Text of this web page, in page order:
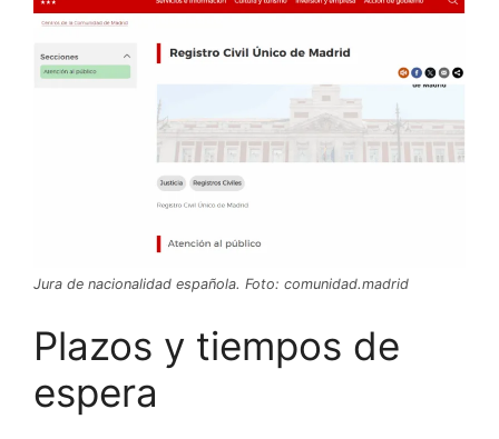
Jura de nacionalidad española. Foto: comunidad.madrid
Plazos y tiempos de
espera